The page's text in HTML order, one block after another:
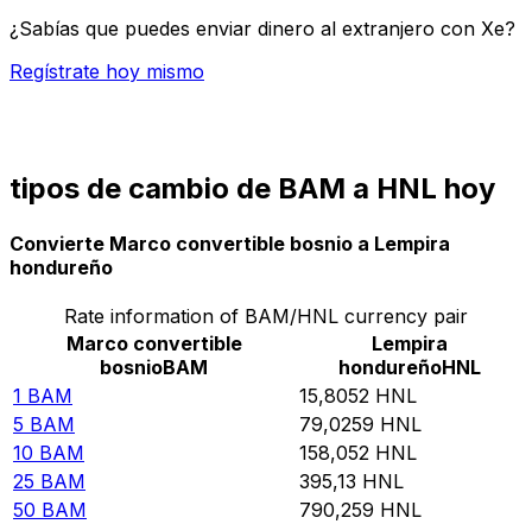
¿Sabías que puedes enviar dinero al extranjero con Xe?
Regístrate hoy mismo
tipos de cambio de BAM a HNL hoy
Convierte Marco convertible bosnio a Lempira
hondureño
Rate information of BAM/HNL currency pair
Marco convertible
bosnioBAM
Lempira
hondureñoHNL
1 BAM 15,8052 HNL
5 BAM 79,0259 HNL
10 BAM 158,052 HNL
25 BAM 395,13 HNL
50 BAM 790,259 HNL